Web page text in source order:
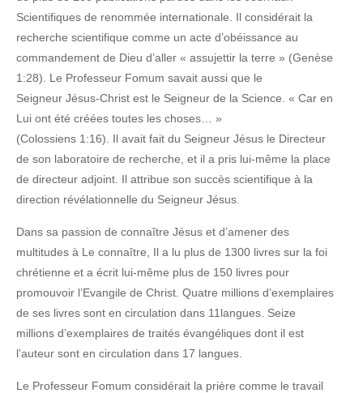
Scientifiques de renommée internationale. Il considérait la
recherche scientifique comme un acte d’obéissance au
commandement de Dieu d’aller « assujettir la terre » (Genèse
1:28). Le Professeur Fomum savait aussi que le
Seigneur Jésus-Christ est le Seigneur de la Science. « Car en
Lui ont été créées toutes les choses… »
(Colossiens 1:16). Il avait fait du Seigneur Jésus le Directeur
de son laboratoire de recherche, et il a pris lui-même la place
de directeur adjoint. Il attribue son succès scientifique à la
direction révélationnelle du Seigneur Jésus.
Dans sa passion de connaître Jésus et d’amener des
multitudes à Le connaître, Il a lu plus de 1300 livres sur la foi
chrétienne et a écrit lui-même plus de 150 livres pour
promouvoir l’Evangile de Christ. Quatre millions d’exemplaires
de ses livres sont en circulation dans 11langues. Seize
millions d’exemplaires de traités évangéliques dont il est
l’auteur sont en circulation dans 17 langues.
Le Professeur Fomum considérait la prière comme le travail